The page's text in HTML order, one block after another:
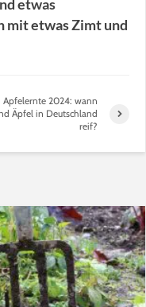
etwas
mit etwas Zimt und
Apfelernte 2024: wann
Äpfel in Deutschland
reif?